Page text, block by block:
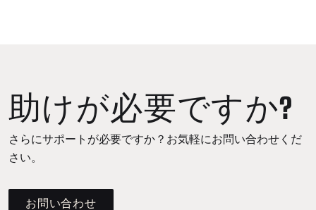
助けが必要ですか?
さらにサポートが必要ですか？お気軽にお問い合わせくだ
さい。
お問い合わせ